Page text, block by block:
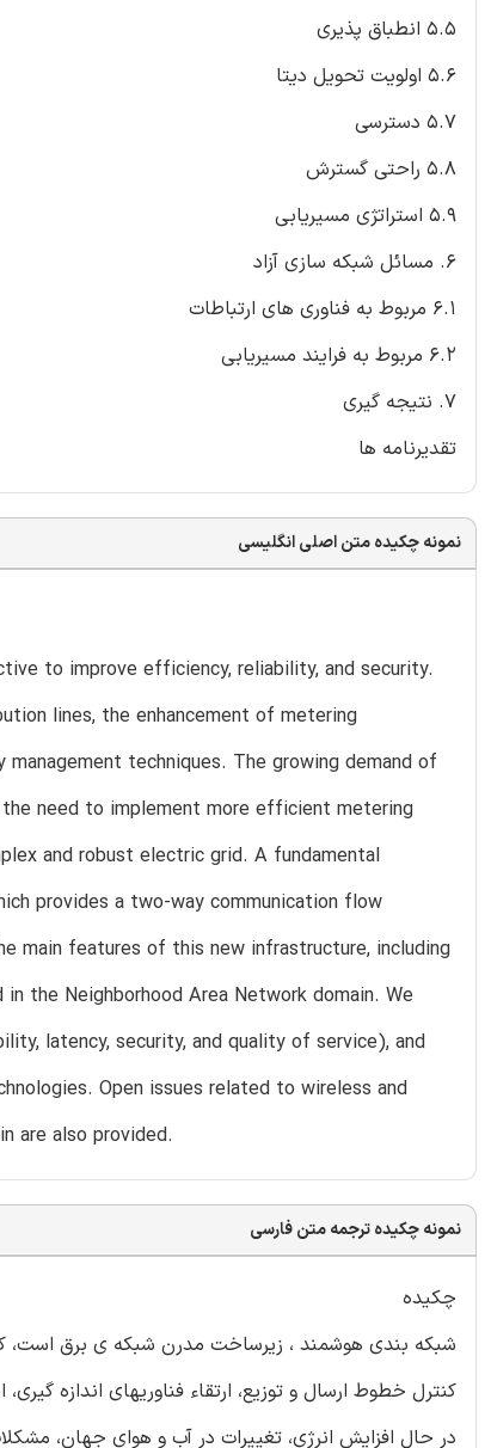
5.5 انطباق پذیری
5.6 اولویت تحویل دیتا
5.7 دسترسی
5.8 راحتی گسترش
5.9 استراتژی مسیریابی
6. مسائل شبکه سازی آزاد
6.1 مربوط به فناوری های ارتباطات
6.2 مربوط به فرایند مسیریابی
7. نتیجه گیری
تقدیرنامه ها
نمونه چکیده متن اصلی انگلیسی
to improve efficiency, reliability, and security.
lines, the enhancement of metering
techniques. The growing demand of
the need to implement more efficient metering
and robust electric grid. A fundamental
provides a two-way communication flow
main features of this new infrastructure, including
the Neighborhood Area Network domain. We
latency, security, and quality of service), and
Open issues related to wireless and
are also provided.
نمونه چکیده ترجمه متن فارسی
چکیده
شبکه بندی هوشمند ، زیرساخت مدرن شبکه ی برق است،
کنترل خطوط ارسال و توزیع، ارتقاء فناوریهای اندازه
در حال افزایش انرژی، تغییرات در آب و هوای جهان،